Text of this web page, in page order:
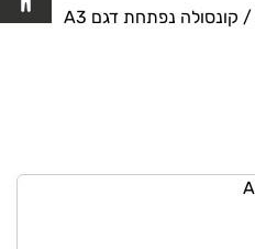
/ קונסולה נפתחת דגם A3